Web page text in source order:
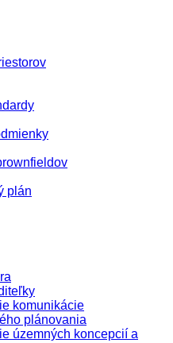
plán
komunikácie
plánovania
územných koncepcií a